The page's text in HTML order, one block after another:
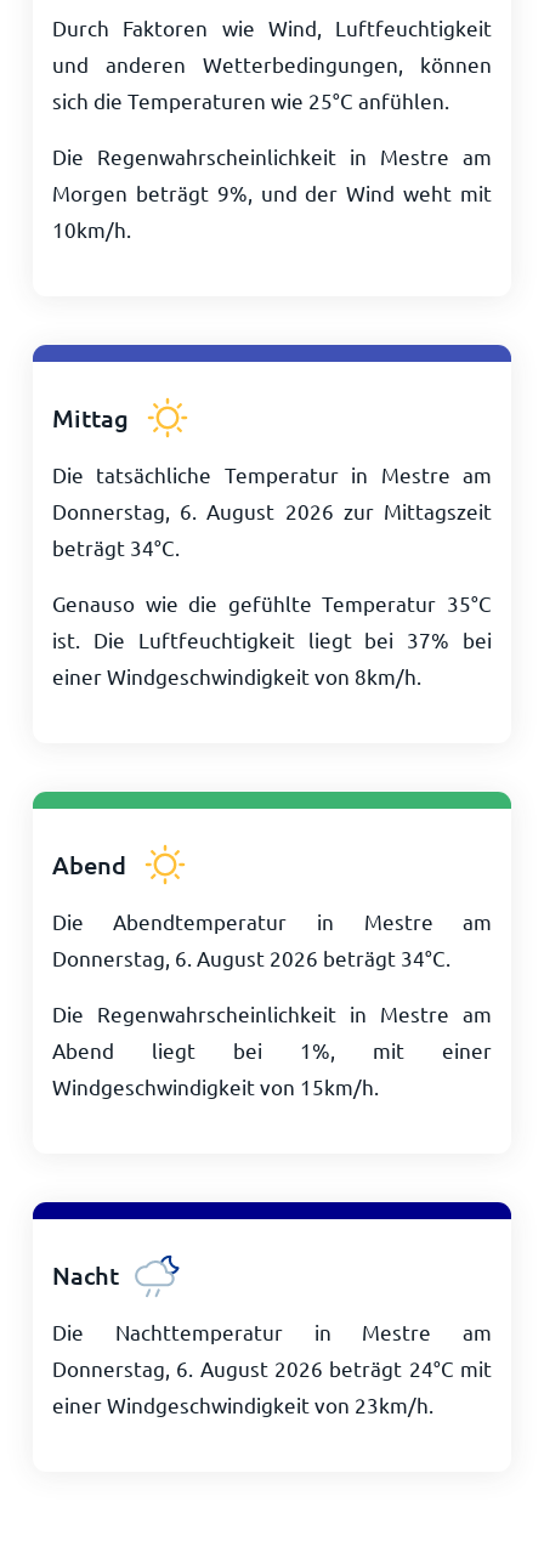
Durch Faktoren wie Wind, Luftfeuchtigkeit
und anderen Wetterbedingungen, können
sich die Temperaturen wie 25°C anfühlen.
Die Regenwahrscheinlichkeit in Mestre am
Morgen beträgt 9%, und der Wind weht mit
10km/h
Mittag
Die tatsächliche Temperatur in Mestre am
Donnerstag, 6. August 2026 zur Mittagszeit
beträgt 34°C
Genauso wie die gefühlte Temperatur 35°C
ist. Die Luftfeuchtigkeit liegt bei 37% bei
einer Windgeschwindigkeit von 8km/h
Abend
Die Abendtemperatur in Mestre am
Donnerstag, 6. August 2026 beträgt 34°C
Die Regenwahrscheinlichkeit in Mestre am
Abend liegt bei 1%, mit einer
Windgeschwindigkeit von 15km/h
Nacht
Die Nachttemperatur in Mestre am
Donnerstag, 6. August 2026 beträgt 24°C mit
einer Windgeschwindigkeit von 23km/h